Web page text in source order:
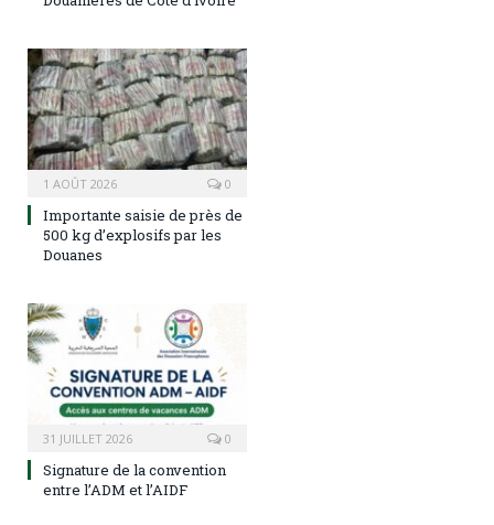
1 AOÛT 2026 0
Importante saisie de près de
500 kg d’explosifs par les
Douanes
31 JUILLET 2026 0
Signature de la convention
entre l’ADM et l’AIDF